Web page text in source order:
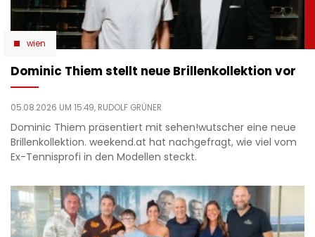
wien
Dominic Thiem stellt neue Brillenkollektion vor
05.08.2026 UM 15:49, RUDOLF GRÜNER
Dominic Thiem präsentiert mit sehen!wutscher eine neue
Brillenkollektion. weekend.at hat nachgefragt, wie viel vom
Ex-Tennisprofi in den Modellen steckt.